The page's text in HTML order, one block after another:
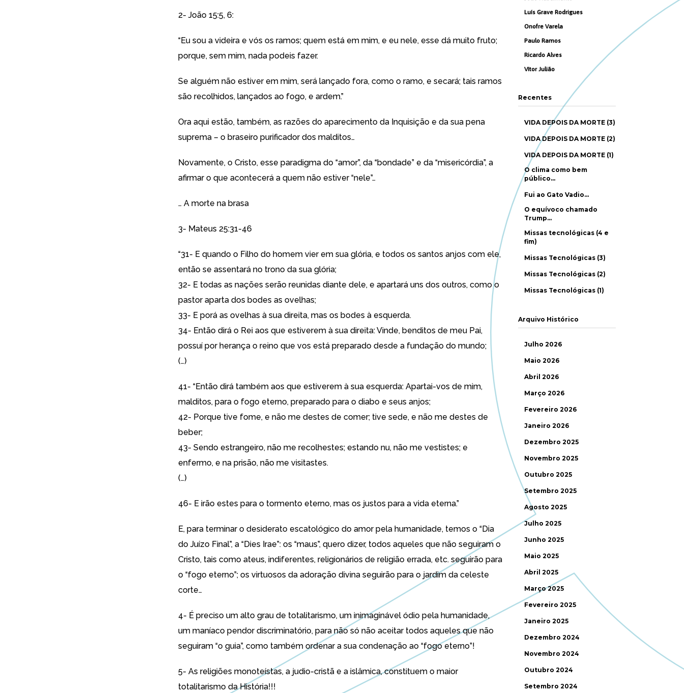
2- João 15:5, 6:
“Eu sou a videira e vós os ramos; quem está em mim, e eu nele, esse dá muito fruto;
porque, sem mim, nada podeis fazer.
Se alguém não estiver em mim, será lançado fora, como o ramo, e secará; tais ramos
são recolhidos, lançados ao fogo, e ardem.”
Ora aqui estão, também, as razões do aparecimento da Inquisição e da sua pena
suprema – o braseiro purificador dos malditos…
Novamente, o Cristo, esse paradigma do “amor”, da “bondade” e da “misericórdia”, a
afirmar o que acontecerá a quem não estiver “nele”…
… A morte na brasa
3- Mateus 25:31-46
“31- E quando o Filho do homem vier em sua glória, e todos os santos anjos com ele,
então se assentará no trono da sua glória;
32- E todas as nações serão reunidas diante dele, e apartará uns dos outros, como o
pastor aparta dos bodes as ovelhas;
33- E porá as ovelhas à sua direita, mas os bodes à esquerda.
34- Então dirá o Rei aos que estiverem à sua direita: Vinde, benditos de meu Pai,
possuí por herança o reino que vos está preparado desde a fundação do mundo;
(…)
41- “Então dirá também aos que estiverem à sua esquerda: Apartai-vos de mim,
malditos, para o fogo eterno, preparado para o diabo e seus anjos;
42- Porque tive fome, e não me destes de comer; tive sede, e não me destes de
beber;
43- Sendo estrangeiro, não me recolhestes; estando nu, não me vestistes; e
enfermo, e na prisão, não me visitastes.
(…)
46- E irão estes para o tormento eterno, mas os justos para a vida eterna.”
E, para terminar o desiderato escatológico do amor pela humanidade, temos o “Dia
do Juízo Final”, a “Dies Irae”: os “maus”, quero dizer, todos aqueles que não seguiram o
Cristo, tais como ateus, indiferentes, religionários de religião errada, etc. seguirão para
o “fogo eterno”; os virtuosos da adoração divina seguirão para o jardim da celeste
corte…
4- É preciso um alto grau de totalitarismo, um inimaginável ódio pela humanidade,
um maníaco pendor discriminatório, para não só não aceitar todos aqueles que não
seguiram “o guia”, como também ordenar a sua condenação ao “fogo eterno”!
5- As religiões monoteístas, a judio-cristã e a islâmica, constituem o maior
totalitarismo da História!!!
Luís Grave Rodrigues
Onofre Varela
Paulo Ramos
Ricardo Alves
Vítor Julião
Recentes
VIDA DEPOIS DA MORTE (3)
VIDA DEPOIS DA MORTE (2)
VIDA DEPOIS DA MORTE (1)
O clima como bem
público…
Fui ao Gato Vadio…
O equívoco chamado
Trump…
Missas tecnológicas (4 e
fim)
Missas Tecnológicas (3)
Missas Tecnológicas (2)
Missas Tecnológicas (1)
Arquivo Histórico
Julho 2026
Maio 2026
Abril 2026
Março 2026
Fevereiro 2026
Janeiro 2026
Dezembro 2025
Novembro 2025
Outubro 2025
Setembro 2025
Agosto 2025
Julho 2025
Junho 2025
Maio 2025
Abril 2025
Março 2025
Fevereiro 2025
Janeiro 2025
Dezembro 2024
Novembro 2024
Outubro 2024
Setembro 2024